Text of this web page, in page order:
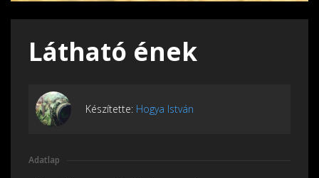
Látható ének
Készítette: Hogya István
Adatlap